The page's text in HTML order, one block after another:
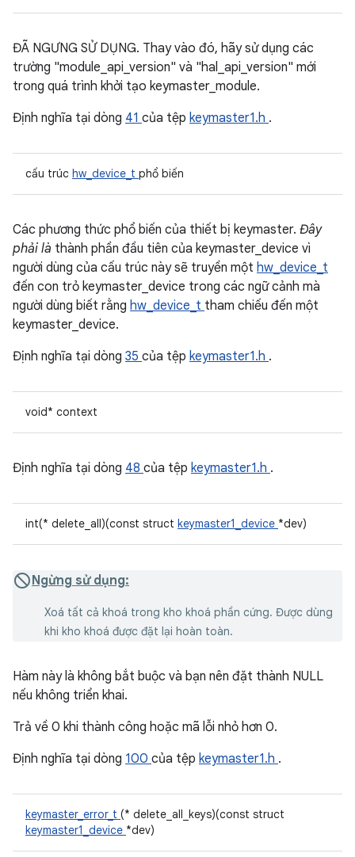
ĐÃ NGƯNG SỬ DỤNG. Thay vào đó, hãy sử dụng các
trường "module_api_version" và "hal_api_version" mới
trong quá trình khởi tạo keymaster_module.
Định nghĩa tại dòng 41 của tệp keymaster1.h .
cấu trúc hw_device_t phổ biến
Các phương thức phổ biến của thiết bị keymaster. Đây
phải là thành phần đầu tiên của keymaster_device vì
người dùng của cấu trúc này sẽ truyền một hw_device_t
đến con trỏ keymaster_device trong các ngữ cảnh mà
người dùng biết rằng hw_device_t tham chiếu đến một
keymaster_device.
Định nghĩa tại dòng 35 của tệp keymaster1.h .
void* context
Định nghĩa tại dòng 48 của tệp keymaster1.h .
int(* delete_all)(const struct keymaster1_device *dev)
Ngừng sử dụng:
Xoá tất cả khoá trong kho khoá phần cứng. Được dùng
khi kho khoá được đặt lại hoàn toàn.
Hàm này là không bắt buộc và bạn nên đặt thành NULL
nếu không triển khai.
Trả về 0 khi thành công hoặc mã lỗi nhỏ hơn 0.
Định nghĩa tại dòng 100 của tệp keymaster1.h .
keymaster_error_t (* delete_all_keys)(const struct
keymaster1_device *dev)